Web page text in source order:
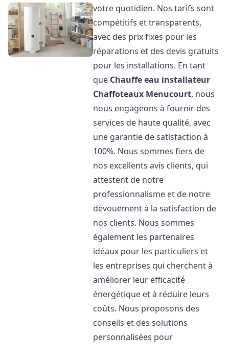
votre quotidien. Nos tarifs sont
compétitifs et transparents,
avec des prix fixes pour les
réparations et des devis gratuits
pour les installations. En tant
que Chauffe eau installateur
Chaffoteaux Menucourt, nous
nous engageons à fournir des
services de haute qualité, avec
une garantie de satisfaction à
100%. Nous sommes fiers de
nos excellents avis clients, qui
attestent de notre
professionnalisme et de notre
dévouement à la satisfaction de
nos clients. Nous sommes
également les partenaires
idéaux pour les particuliers et
les entreprises qui cherchent à
améliorer leur efficacité
énergétique et à réduire leurs
coûts. Nous proposons des
conseils et des solutions
personnalisées pour